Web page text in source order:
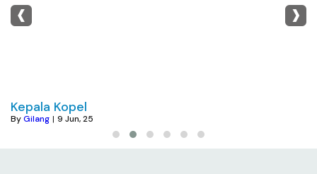
Kepala Kopel
ByGilang | 9 Jun, 25
‹ ›